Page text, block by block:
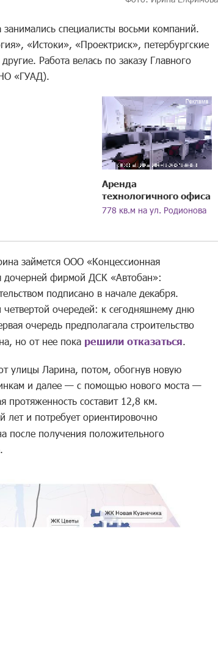
специалисты восьми компаний.
«Истоки», «Проектриск», петербургские
Работа велась по заказу Главного
«ГУАД).
Аренда
технологичного офиса
778 кв.м на ул. Родионова
займется ООО «Концессионная
дочерней фирмой ДСК «Автобан»:
подписано в начале декабря.
очередей: к сегодняшнему дню
очередь предполагала строительство
но от нее пока решили отказаться.
улицы Ларина, потом, обогнув новую
и далее — с помощью нового моста —
составит 12,8 км.
лет и потребует ориентировочно
после получения положительного